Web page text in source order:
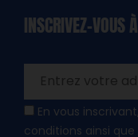
INSCRIVEZ-VOUS
En vous
conditions ainsi